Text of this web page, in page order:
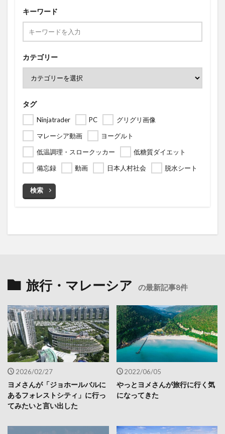
キーワード
カテゴリー
タグ
Ninjatrader PC
グリグリ画像
マレーシア動画
ヨーグルト
低温調理・スロークッカー
低糖質ダイエット
備忘録
動画 日本人村社会 脱水シート
検索
旅行・マレーシア の最新記事8件
2026/02/27
ヨメさんが「ジョホールバルに
あるフォレストシティ」に行っ
てみたいと言い出した
2022/06/05
やっとヨメさんが旅行に行く気
になってきた